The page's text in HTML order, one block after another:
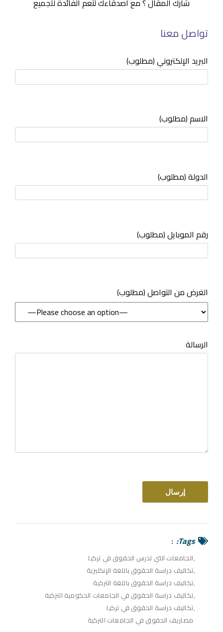
تواصل معنا
البريد الإلكتروني (مطلوب)
الاسم (مطلوب)
الدولة (مطلوب)
رقم الموبايل (مطلوب)
(مطلوب) الغرض من التواصل
الرسالة
Tags:
الجامعات التي تدرس الحقوق في تركيا
تكاليف دراسة الحقوق باللغة الإنكليزية
تكاليف دراسة الحقوق باللغة التركية
تكاليف دراسة الحقوق في الجامعات الحكومية التركية
تكاليف دراسة الحقوق في تركيا
مصاريف الحقوق في الجامعات التركية